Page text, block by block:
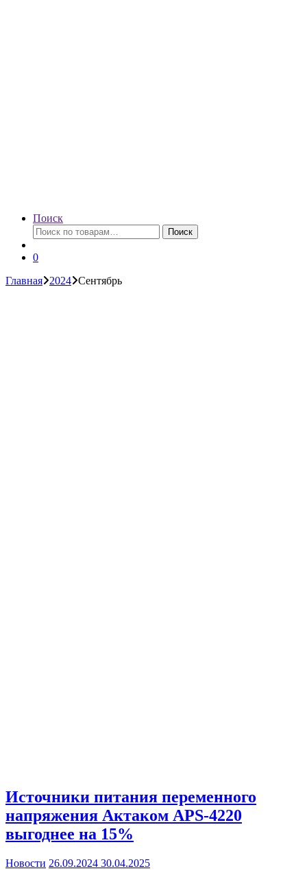
Поиск
Искать:
Поиск
0
Главная
2024 Сентябрь
Источники питания переменного
напряжения Актаком APS-4220
выгоднее на 15%
Новости 26.09.2024 30.04.2025